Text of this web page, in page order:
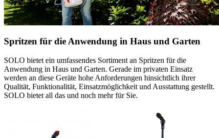
Spritzen für die Anwendung in Haus und Garten
SOLO bietet ein umfassendes Sortiment an Spritzen für die
Anwendung in Haus und Garten. Gerade im privaten Einsatz
werden an diese Geräte hohe Anforderungen hinsichtlich ihrer
Qualität, Funktionalität, Einsatzmöglichkeit und Ausstattung gestellt.
SOLO bietet all das und noch mehr für Sie.